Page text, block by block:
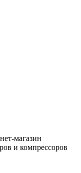
магазин
и компрессоров